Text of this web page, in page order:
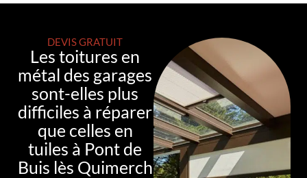
DEVIS GRATUIT
Les toitures en
métal des garages
sont-elles plus
difficiles à réparer
que celles en
tuiles à Pont de
Buis lès Quimerch